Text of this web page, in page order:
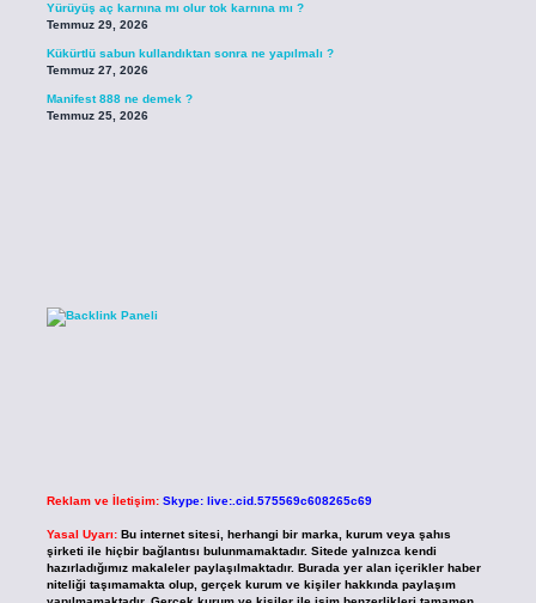
Yürüyüş aç karnına mı olur tok karnına mı ?
Temmuz 29, 2026
Kükürtlü sabun kullandıktan sonra ne yapılmalı ?
Temmuz 27, 2026
Manifest 888 ne demek ?
Temmuz 25, 2026
Reklam ve İletişim: Skype: live:.cid.575569c608265c69
Yasal Uyarı: Bu internet sitesi, herhangi bir marka, kurum veya şahıs
şirketi ile hiçbir bağlantısı bulunmamaktadır. Sitede yalnızca kendi
hazırladığımız makaleler paylaşılmaktadır. Burada yer alan içerikler haber
niteliği taşımamakta olup, gerçek kurum ve kişiler hakkında paylaşım